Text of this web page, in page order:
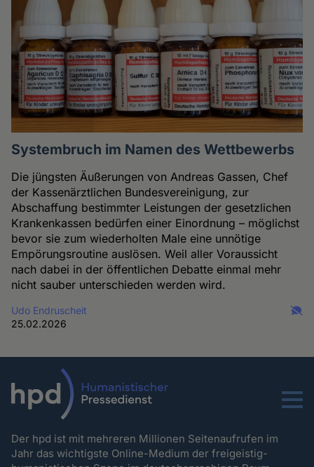
Systembruch im Namen des Wettbewerbs
Die jüngsten Äußerungen von Andreas Gassen, Chef
der Kassenärztlichen Bundesvereinigung, zur
Abschaffung bestimmter Leistungen der gesetzlichen
Krankenkassen bedürfen einer Einordnung – möglichst
bevor sie zum wiederholten Male eine unnötige
Empörungsroutine auslösen. Weil aller Voraussicht
nach dabei in der öffentlichen Debatte einmal mehr
nicht sauber unterschieden werden wird.
Udo Endruscheit
25.02.2026
Menu
Der hpd ist mit mehreren Millionen Seitenaufrufen im
Jahr das wichtigste Online-Medium der freigeistig-